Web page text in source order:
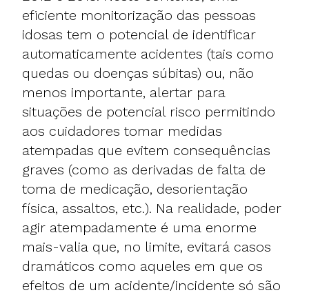
eficiente monitorização das pessoas
idosas tem o potencial de identificar
automaticamente acidentes (tais como
quedas ou doenças súbitas) ou, não
menos importante, alertar para
situações de potencial risco permitindo
aos cuidadores tomar medidas
atempadas que evitem consequências
graves (como as derivadas de falta de
toma de medicação, desorientação
física, assaltos, etc.). Na realidade, poder
agir atempadamente é uma enorme
mais-valia que, no limite, evitará casos
dramáticos como aqueles em que os
efeitos de um acidente/incidente só são